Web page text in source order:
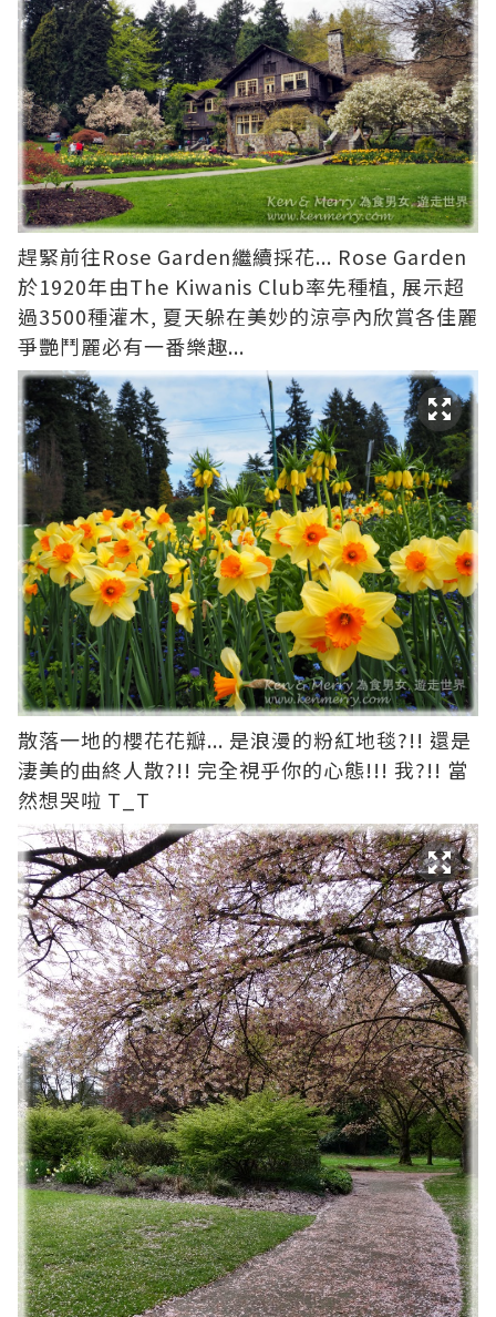
趕緊前往Rose Garden繼續採花... Rose Garden
於1920年由The Kiwanis Club率先種植, 展示超
過3500種灌木, 夏天躲在美妙的涼亭內欣賞各佳麗
爭艷鬥麗必有一番樂趣...
散落一地的櫻花花瓣... 是浪漫的粉紅地毯?!! 還是
淒美的曲終人散?!! 完全視乎你的心態!!! 我?!! 當
然想哭啦 T_T